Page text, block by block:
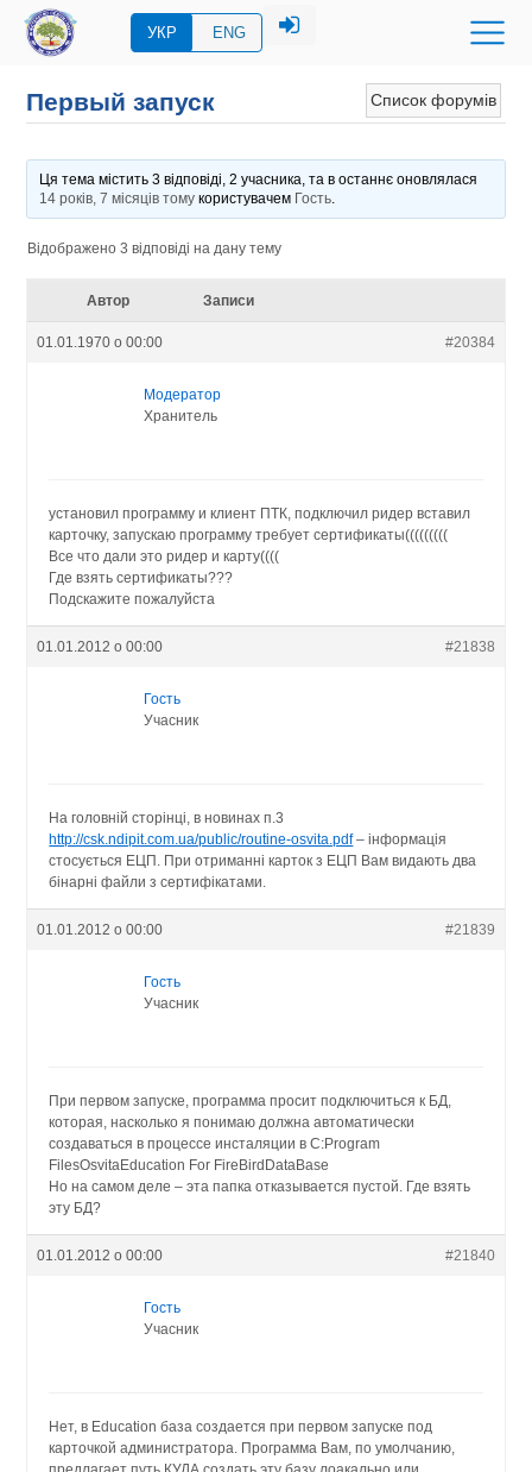
УКР ENG
Список форумів
Первый запуск
Ця тема містить 3 відповіді, 2 учасника, та в останнє оновлялася
14 років, 7 місяців томукористувачем Гость.
Відображено 3 відповіді на дану тему
Автор Записи
01.01.1970 о 00:00 #20384
Модератор
Хранитель
установил программу и клиент ПТК, подключил ридер вставил
карточку, запускаю программу требует сертификаты(((((((((
Все что дали это ридер и карту((((
Где взять сертификаты???
Подскажите пожалуйста
01.01.2012 о 00:00 #21838
Гость
Учасник
На головній сторінці, в новинах п.3
http://csk.ndipit.com.ua/public/routine-osvita.pdf– інформація
стосується ЕЦП. При отриманні карток з ЕЦП Вам видають два
бінарні файли з сертифікатами.
01.01.2012 о 00:00 #21839
Гость
Учасник
При первом запуске, программа просит подключиться к БД,
которая, насколько я понимаю должна автоматически
создаваться в процессе инсталяции в C:Program
FilesOsvitaEducation For FireBirdDataBase
Но на самом деле – эта папка отказывается пустой. Где взять
эту БД?
01.01.2012 о 00:00 #21840
Гость
Учасник
Нет, в Eduсation база создается при первом запуске под
карточкой администратора. Программа Вам, по умолчанию,